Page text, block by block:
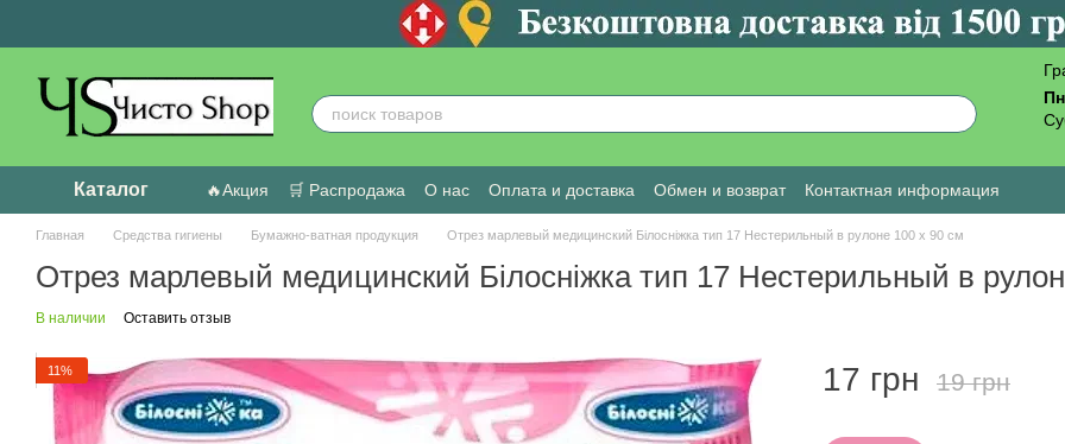
Каталог 🔥Акция 🛒 Распродажа О нас Оплата и доставка Обмен и возврат
Контактная информация
Пользовательское соглашение
Отзывы о магазине
Главная Средства гигиены Бумажно-ватная продукция Отрез марлевый медицинский Білосніжка тип 17 Нестерильный в рулоне 100 х 90 см
Отрез марлевый медицинский Білосніжка тип 17 Нестерильный в
В наличии Оставить отзыв
11% 17 грн 19 грн